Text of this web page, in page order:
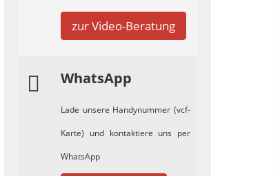
zur Video-Beratung
WhatsApp
Lade unsere Handynummer (vcf-
Karte) und kontaktiere uns per
WhatsApp